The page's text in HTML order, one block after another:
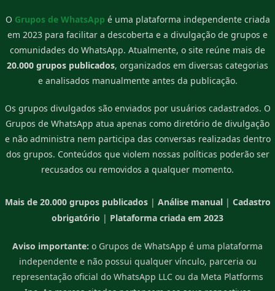
O Grupos de WhatsApp é uma plataforma independente criada
em 2023 para facilitar a descoberta e a divulgação de grupos e
comunidades do WhatsApp. Atualmente, o site reúne mais de
20.000 grupos publicados, organizados em diversas categorias
e analisados manualmente antes da publicação.
Os grupos divulgados são enviados por usuários cadastrados. O
Grupos de WhatsApp atua apenas como diretório de divulgação
e não administra nem participa das conversas realizadas dentro
dos grupos. Conteúdos que violem nossas políticas poderão ser
recusados ou removidos a qualquer momento.
Mais de 20.000 grupos publicados| Análise manual| Cadastro
obrigatório | Plataforma criada em 2023
Aviso importante: o Grupos de WhatsApp é uma plataforma
independente e não possui qualquer vínculo, parceria ou
representação oficial do WhatsApp LLC ou da Meta Platforms